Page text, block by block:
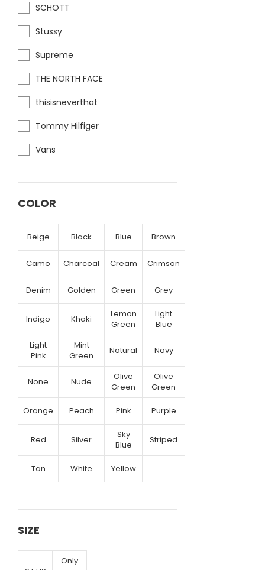
SCHOTT
Stussy
Supreme
THE NORTH FACE
thisisneverthat
Tommy Hilfiger
Vans
COLOR
Beige Black Blue Brown
Camo Charcoal Cream Crimson
Denim Golden Green Grey
Indigo Khaki
Lemon
Green
Light
Blue
Light
Pink
Mint
Green
Natural Navy
None Nude
Olive
Green
Olive
Green
Orange Peach Pink Purple
Red Silver
Sky
Blue
Striped
Tan White Yellow
SIZE
Only